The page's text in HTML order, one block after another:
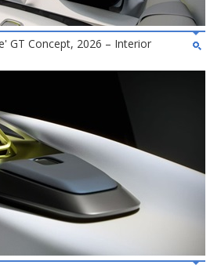
GT Concept, 2026 – Interior